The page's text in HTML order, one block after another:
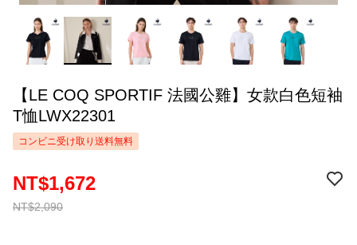
【LE COQ SPORTIF 法國公雞】女款白色短袖
T恤LWX22301
コンビニ受け取り送料無料
NT$2,090
NT$1,672